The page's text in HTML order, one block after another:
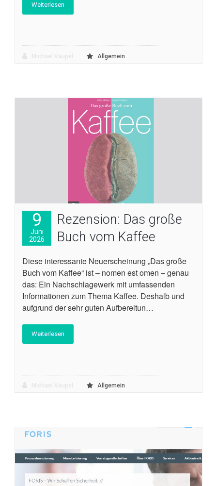
Weiterlesen
Allgemein
9
Juni
2026
Rezension: Das große
Buch vom Kaffee
Diese interessante Neuerscheinung „Das große
Buch vom Kaffee“ ist – nomen est omen – genau
das: Ein Nachschlagewerk mit umfassenden
Informationen zum Thema Kaffee. Deshalb und
aufgrund der sehr guten Aufbereitun…
Weiterlesen
Allgemein